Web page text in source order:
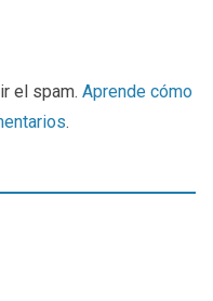
el spam. Aprende cómo
.